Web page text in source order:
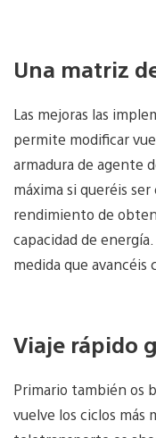
Una matriz
Las mejoras las
permite modificar
armadura de agente
máxima si queréis
rendimiento de
capacidad de
medida que avancéis
Viaje rápido
Primario también os
vuelve los ciclos más